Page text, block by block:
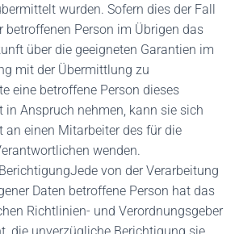
wurden. Sofern dies der Fall
betroffenen Person im Übrigen das
über die geeigneten Garantien im
mit der Übermittlung zu
eine betroffene Person dieses
in Anspruch nehmen, kann sie sich
an einen Mitarbeiter des für die
wenden.
von der Verarbeitung
Daten betroffene Person hat das
Richtlinien- und Verordnungsgeber